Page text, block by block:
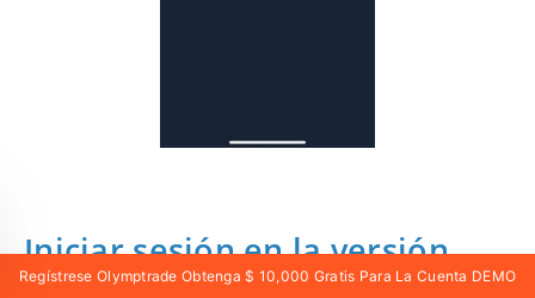
Iniciar sesión en la versión
Regístrese Olymptrade Obtenga $ 10,000 Gratis Para La Cuenta DEMO